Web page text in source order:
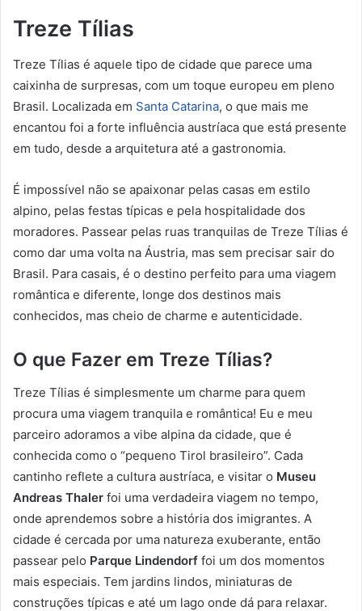
Treze Tílias
Treze Tílias é aquele tipo de cidade que parece uma
caixinha de surpresas, com um toque europeu em pleno
Brasil. Localizada em Santa Catarina, o que mais me
encantou foi a forte influência austríaca que está presente
em tudo, desde a arquitetura até a gastronomia.
É impossível não se apaixonar pelas casas em estilo
alpino, pelas festas típicas e pela hospitalidade dos
moradores. Passear pelas ruas tranquilas de Treze Tílias é
como dar uma volta na Áustria, mas sem precisar sair do
Brasil. Para casais, é o destino perfeito para uma viagem
romântica e diferente, longe dos destinos mais
conhecidos, mas cheio de charme e autenticidade.
O que Fazer em Treze Tílias?
Treze Tílias é simplesmente um charme para quem
procura uma viagem tranquila e romântica! Eu e meu
parceiro adoramos a vibe alpina da cidade, que é
conhecida como o “pequeno Tirol brasileiro”. Cada
cantinho reflete a cultura austríaca, e visitar o Museu
Andreas Thaler foi uma verdadeira viagem no tempo,
onde aprendemos sobre a história dos imigrantes. A
cidade é cercada por uma natureza exuberante, então
passear pelo Parque Lindendorf foi um dos momentos
mais especiais. Tem jardins lindos, miniaturas de
construções típicas e até um lago onde dá para relaxar.